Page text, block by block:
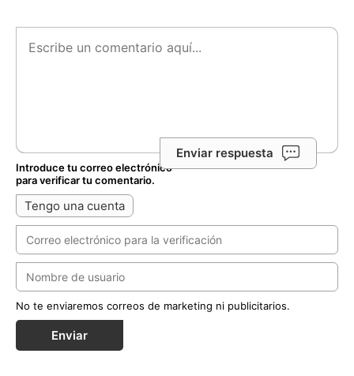
Enviar respuesta
Introduce tu correo electrónico
para verificar tu comentario.
Tengo una cuenta
No te enviaremos correos de marketing ni publicitarios.
Enviar